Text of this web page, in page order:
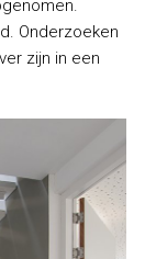
Onderzoeken
zijn in een